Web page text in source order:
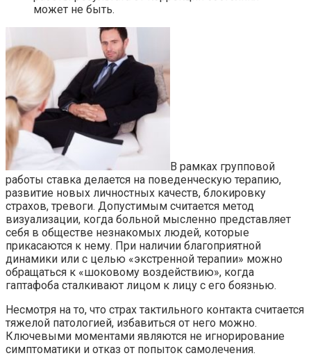
может не быть.
В рамках групповой
работы ставка делается на поведенческую терапию,
развитие новых личностных качеств, блокировку
страхов, тревоги. Допустимым считается метод
визуализации, когда больной мысленно представляет
себя в обществе незнакомых людей, которые
прикасаются к нему. При наличии благоприятной
динамики или с целью «экстренной терапии» можно
обращаться к «шоковому воздействию», когда
гаптафоба сталкивают лицом к лицу с его боязнью.
Несмотря на то, что страх тактильного контакта считается
тяжелой патологией, избавиться от него можно.
Ключевыми моментами являются не игнорирование
симптоматики и отказ от попыток самолечения.